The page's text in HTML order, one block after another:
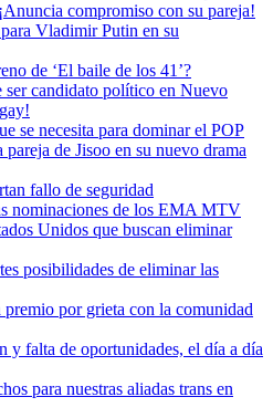
compromiso con su pareja!
Vladimir Putin en su
de ‘El baile de los 41’?
ser candidato político en Nuevo
se necesita para dominar el POP
de Jisoo en su nuevo drama
fallo de seguridad
nominaciones de los EMA MTV
Unidos que buscan eliminar
posibilidades de eliminar las
por grieta con la comunidad
y falta de oportunidades, el día a día
para nuestras aliadas trans en